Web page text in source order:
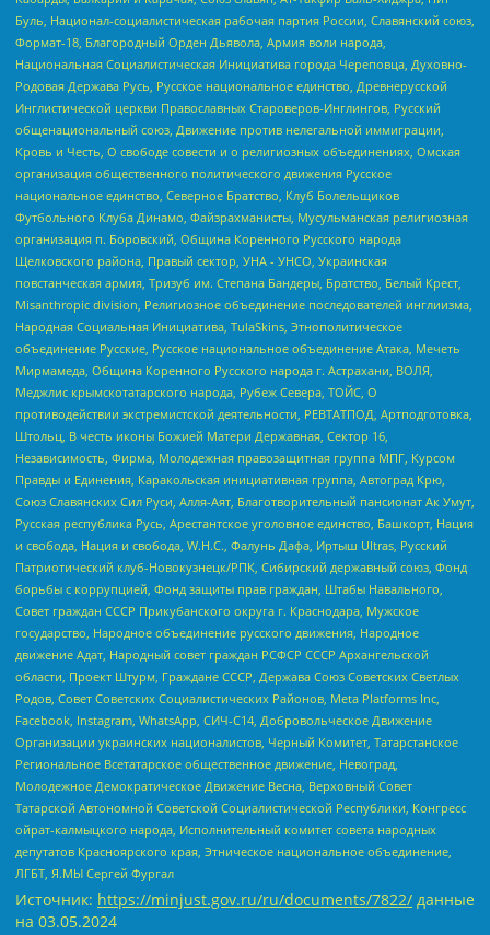
Буль, Национал-социалистическая рабочая партия России, Славянский союз,
Формат-18, Благородный Орден Дьявола, Армия воли народа,
Национальная Социалистическая Инициатива города Череповца, Духовно-
Родовая Держава Русь, Русское национальное единство, Древнерусской
Инглистической церкви Православных Староверов-Инглингов, Русский
общенациональный союз, Движение против нелегальной иммиграции,
Кровь и Честь, О свободе совести и о религиозных объединениях, Омская
организация общественного политического движения Русское
национальное единство, Северное Братство, Клуб Болельщиков
Футбольного Клуба Динамо, Файзрахманисты, Мусульманская религиозная
организация п. Боровский, Община Коренного Русского народа
Щелковского района, Правый сектор, УНА - УНСО, Украинская
повстанческая армия, Тризуб им. Степана Бандеры, Братство, Белый Крест,
Misanthropic division, Религиозное объединение последователей инглиизма,
Народная Социальная Инициатива, TulaSkins, Этнополитическое
объединение Русские, Русское национальное объединение Атака, Мечеть
Мирмамеда, Община Коренного Русского народа г. Астрахани, ВОЛЯ,
Меджлис крымскотатарского народа, Рубеж Севера, ТОЙС, О
противодействии экстремистской деятельности, РЕВТАТПОД, Артподготовка,
Штольц, В честь иконы Божией Матери Державная, Сектор 16,
Независимость, Фирма, Молодежная правозащитная группа МПГ, Курсом
Правды и Единения, Каракольская инициативная группа, Автоград Крю,
Союз Славянских Сил Руси, Алля-Аят, Благотворительный пансионат Ак Умут,
Русская республика Русь, Арестантское уголовное единство, Башкорт, Нация
и свобода, Нация и свобода, W.H.С., Фалунь Дафа, Иртыш Ultras, Русский
Патриотический клуб-Новокузнецк/РПК, Сибирский державный союз, Фонд
борьбы с коррупцией, Фонд защиты прав граждан, Штабы Навального,
Совет граждан СССР Прикубанского округа г. Краснодара, Мужское
государство, Народное объединение русского движения, Народное
движение Адат, Народный совет граждан РСФСР СССР Архангельской
области, Проект Штурм, Граждане СССР, Держава Союз Советских Светлых
Родов, Совет Советских Социалистических Районов, Meta Platforms Inc,
Facebook, Instagram, WhatsApp, СИЧ-С14, Добровольческое Движение
Организации украинских националистов, Черный Комитет, Татарстанское
Региональное Всетатарское общественное движение, Невоград,
Молодежное Демократическое Движение Весна, Верховный Совет
Татарской Автономной Советской Социалистической Республики, Конгресс
ойрат-калмыцкого народа, Исполнительный комитет совета народных
депутатов Красноярского края, Этническое национальное объединение,
ЛГБТ, Я.МЫ Сергей Фургал
Источник: https://minjust.gov.ru/ru/documents/7822/ данные
на 03.05.2024